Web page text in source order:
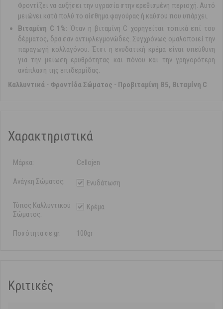
Φροντίζει να αυξήσει την υγρασία στην ερεθισμένη περιοχή. Αυτό
μειώνει κατά πολύ το αίσθημα φαγούρας ή καύσου που υπάρχει.
Βιταμίνη C 1%:Όταν η βιταμίνη C χορηγείται τοπικά επί του
δέρματος, δρα σαν αντιφλεγμονώδες. Συγχρόνως ομαλοποιεί την
παραγωγή κολλαγόνου. Έτσι η ενυδατική κρέμα είναι υπεύθυνη
για την μείωση ερυθρότητας και πόνου και την γρηγορότερη
ανάπλαση της επιδερμίδας.
Καλλυντικά - Φροντίδα Σώματος - Προβιταμίνη Β5, Βιταμίνη C
Χαρακτηριστικά
Μάρκα: Cellojen
Ανάγκη Σώματος: Ενυδάτωση
Τύπος Καλλυντικού
Σώματος:
Κρέμα
Ποσότητα σε gr: 100gr
Κριτικές